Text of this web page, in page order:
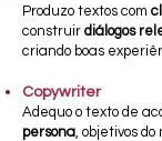
Produzo textos com
construir diálogos
criando boas
Copywriter
Adequo o texto de
persona, objetivos do